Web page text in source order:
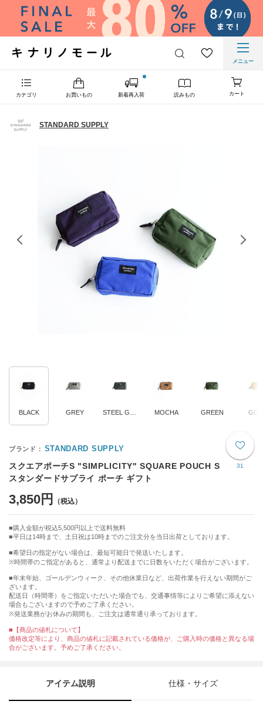
メニュー
カテゴリ お買いもの 新着再入荷 読みもの カート
STANDARD SUPPLY
BLACK GREY MOCHA GREEN
31
STANDARD SUPPLY
スクエアポーチS "SIMPLICITY" SQUARE POUCH S
スタンダードサプライ ポーチ ギフト
3,850円
購入金額が税込5,500円以上で送料無料
平日は14時まで、土日祝は10時までのご注文分を当日出荷としております。
■希望日の指定がない場合は、最短可能日で発送いたします。
※時間帯のご指定があると、通常より配送までに日数をいただく場合がございます。
■年末年始、ゴールデンウィーク、その他休業日など、出荷作業を行えない期間がご
ざいます。
配送日（時間帯）をご指定いただいた場合でも、交通事情等によりご希望に添えない
場合もございますので予めご了承ください。
※発送業務がお休みの期間も、ご注文は通常通り承っております。
■【商品の値札について】
価格改定等により、商品の値札に記載されている価格が、ご購入時の価格と異なる場
合がございます。予めご了承ください。
アイテム説明 仕様・サイズ